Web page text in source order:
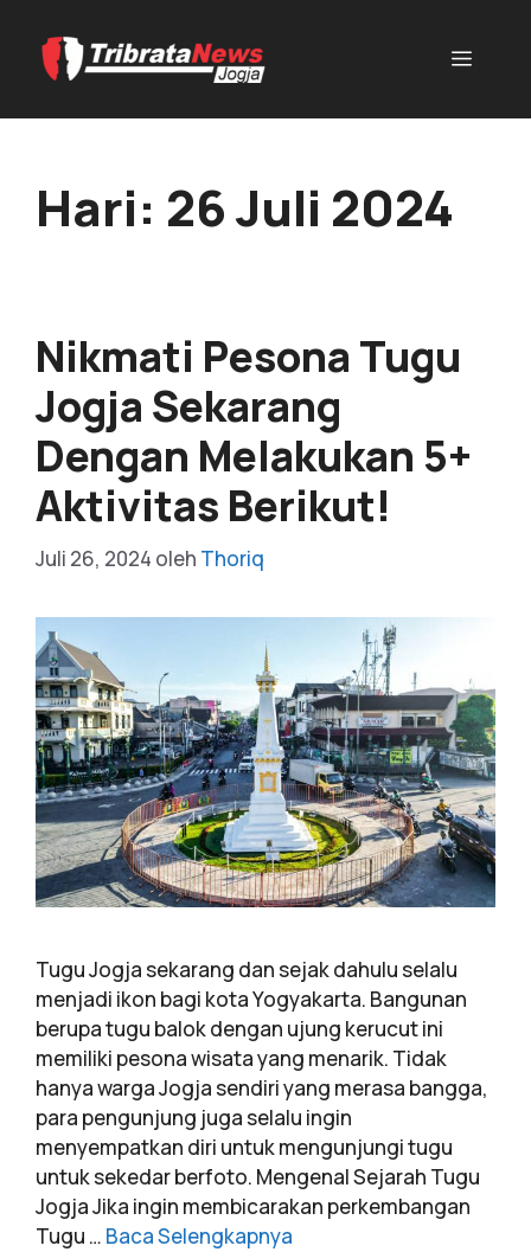
Hari: 26 Juli 2024
Nikmati Pesona Tugu
Jogja Sekarang
Dengan Melakukan 5+
Aktivitas Berikut!
Juli 26, 2024 oleh Thoriq
Tugu Jogja sekarang dan sejak dahulu selalu
menjadi ikon bagi kota Yogyakarta. Bangunan
berupa tugu balok dengan ujung kerucut ini
memiliki pesona wisata yang menarik. Tidak
hanya warga Jogja sendiri yang merasa bangga,
para pengunjung juga selalu ingin
menyempatkan diri untuk mengunjungi tugu
untuk sekedar berfoto. Mengenal Sejarah Tugu
Jogja Jika ingin membicarakan perkembangan
Tugu … Baca Selengkapnya